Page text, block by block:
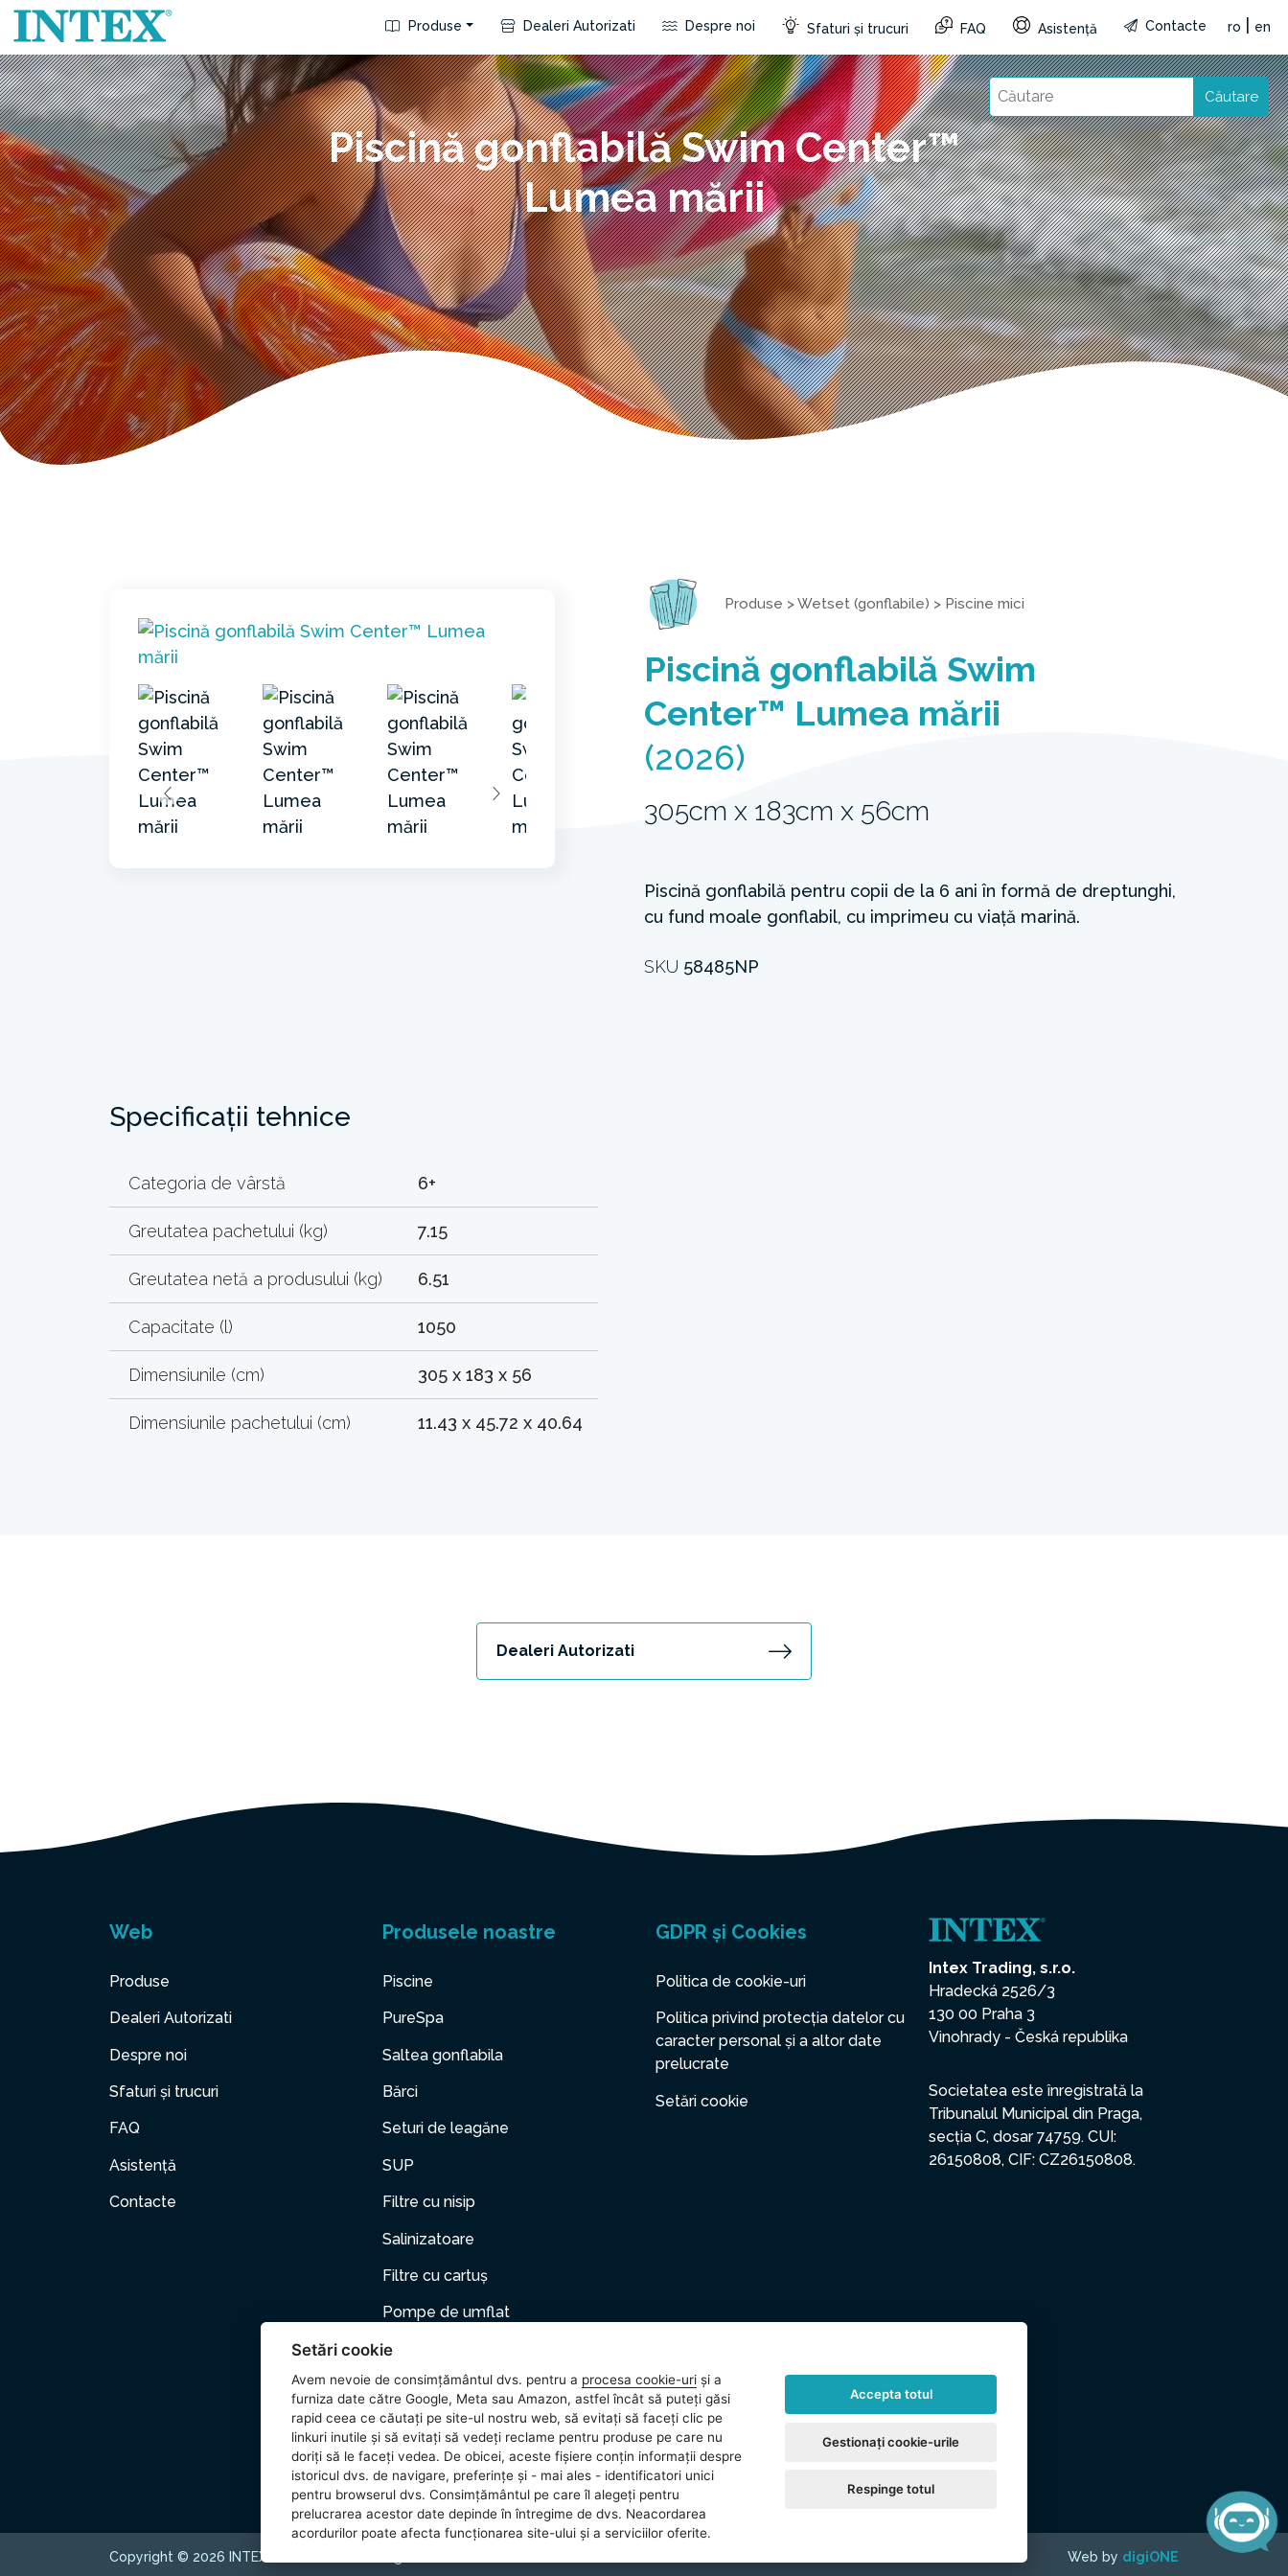
Produse Dealeri Autorizati Despre noi Sfaturi și trucuri FAQ Asistență Contacte ro en
Căutare
Piscină gonflabilă Swim Center™
Lumea mării
Produse >Wetset (gonflabile) > Piscine mici
Piscină gonflabilă Swim
Center™ Lumea mării
(2026)
305cm x 183cm x 56cm
Piscină gonflabilă pentru copii de la 6 ani în formă de dreptunghi,
cu fund moale gonflabil, cu imprimeu cu viață marină.
SKU 58485NP
Specificații tehnice
Categoria de vârstă 6+
Greutatea pachetului (kg) 7.15
Greutatea netă a produsului (kg) 6.51
Capacitate (l) 1050
Dimensiunile (cm) 305 x 183 x 56
Dimensiunile pachetului (cm) 11.43 x 45.72 x 40.64
Dealeri Autorizati
Web
Produse
Dealeri Autorizati
Despre noi
Sfaturi și trucuri
FAQ
Asistență
Contacte
Produsele noastre
Piscine
PureSpa
Saltea gonflabila
Bărci
Seturi de leagăne
SUP
Filtre cu nisip
Salinizatoare
Filtre cu cartuș
Pompe de umflat
Mobilier gonflabil
Animale de companie
Accesorii
Wetset (gonflabile)
GDPR și Cookies
Politica de cookie-uri
Politica privind protecția datelor cu
caracter personal și a altor date
prelucrate
Setări cookie
Intex Trading, s.r.o.
Hradecká 2526/3
130 00 Praha 3
Vinohrady - Česká republika
Societatea este înregistrată la
Tribunalul Municipal din Praga,
secția C, dosar 74759. CUI:
26150808, CIF: CZ26150808.
Copyright © 2026 INTEX TRADING s.r.o. All rights reserved. Web by digiONE
Setări cookie
Avem nevoie de consimțământul dvs. pentru a procesa cookie-uri și a
furniza date către Google, Meta sau Amazon, astfel încât să puteți găsi
rapid ceea ce căutați pe site-ul nostru web, să evitați să faceți clic pe
linkuri inutile și să evitați să vedeți reclame pentru produse pe care nu
doriți să le faceți vedea. De obicei, aceste fișiere conțin informații despre
istoricul dvs. de navigare, preferințe și - mai ales - identificatori unici
pentru browserul dvs. Consimțământul pe care îl alegeți pentru
prelucrarea acestor date depinde în întregime de dvs. Neacordarea
acordurilor poate afecta funcționarea site-ului și a serviciilor oferite.
Accepta totul
Gestionați cookie-urile
Respinge totul